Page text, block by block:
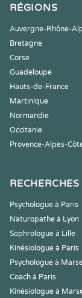
RÉGIONS
Auvergne-Rhône-
Bretagne
Corse
Guadeloupe
Hauts-de-France
Martinique
Normandie
Occitanie
Provence-Alpes-
Psychologue à Paris
Naturopathe à Lyon
Sophrologue à Lille
Kinésiologue à Paris
Psychologue à
Coach à Paris
Kinésiologue à